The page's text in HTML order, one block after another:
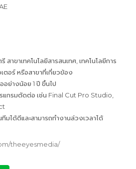
าขาเทคโนโลยีสารสนเทศ, เทคโนโลยีการ
ตอร์ หรือสาขาที่เกี่ยวข้อง
ย่างน้อย 1 ปี ขึ้นไป
แกรมตัดต่อ เช่น Final Cut Pro Studio,
ได้ดีและสามารถทำงานล่วงเวลาได้
theeyesmedia/